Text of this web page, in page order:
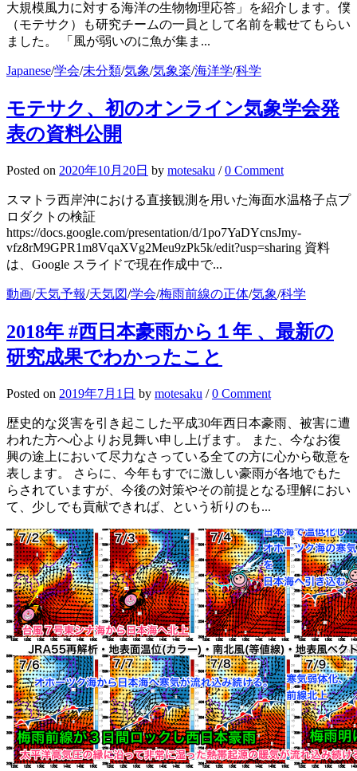
大規模風力に対する海洋の生物物理応答」を紹介します。僕
（モテサク）も研究チームの一員として名前を載せてもらい
ました。 「風が弱いのに魚が集ま...
Japanese/学会/未分類/気象/気象楽/海洋学/科学
モテサク、初のオンライン気象学会発
表の資料公開
Posted on 2020年10月20日 by motesaku /0 Comment
スマトラ西岸沖における直接観測を用いた海面水温格子点プ
ロダクトの検証
https://docs.google.com/presentation/d/1po7YaDYcnsJmy-
vfz8rM9GPR1m8VqaXVg2Meu9zPk5k/edit?usp=sharing 資料
は、Google スライドで現在作成中で...
動画/天気予報/天気図/学会/梅雨前線の正体/気象/科学
2018年 #西日本豪雨から１年 、最新の
研究成果でわかったこと
Posted on 2019年7月1日 by motesaku /0 Comment
歴史的な災害を引き起こした平成30年西日本豪雨、被害に遭
われた方へ心よりお見舞い申し上げます。 また、今なお復
興の途上において尽力なさっている全ての方に心から敬意を
表します。 さらに、今年もすでに激しい豪雨が各地でもた
らされていますが、今後の対策やその前提となる理解におい
て、少しでも貢献できれば、という祈りのも...